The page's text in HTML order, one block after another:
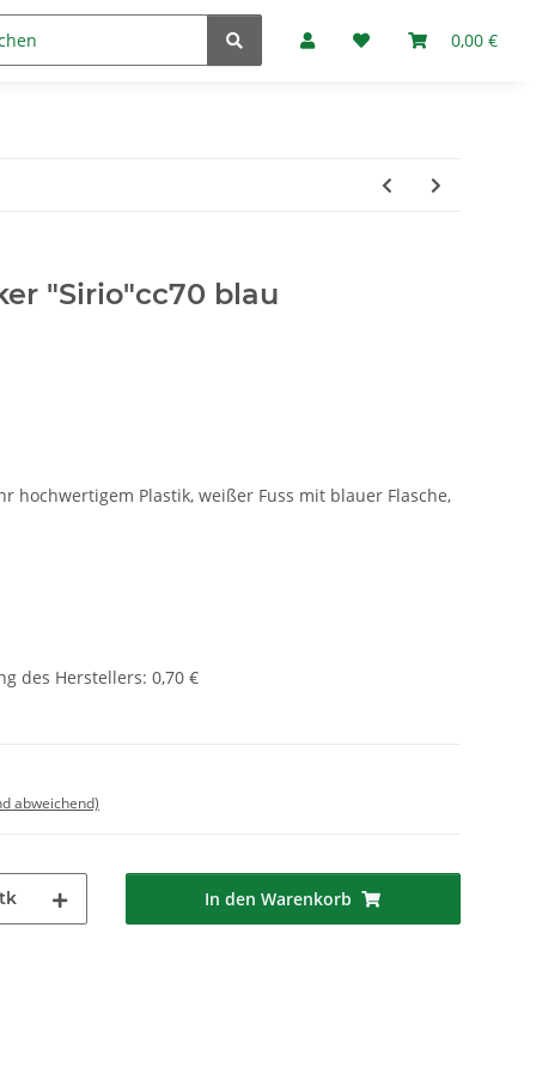
0,00 €
Marken
"Sirio"cc70 blau
hochwertigem Plastik, weißer Fuss mit blauer Flasche,
des Herstellers: 0,70 €
abweichend)
In den Warenkorb